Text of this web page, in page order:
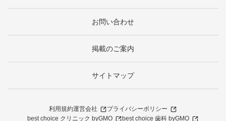
お問い合わせ
掲載のご案内
サイトマップ
利用規約運営会社
プライバシーポリシー
best choice クリニック byGMO
best choice 歯科 byGMO